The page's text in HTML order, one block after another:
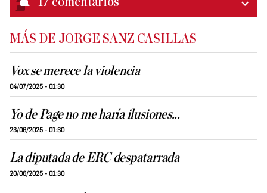
MÁS DE JORGE SANZ CASILLAS
Vox se merece la violencia
04/07/2025 - 01:30
Yo de Page no me haría ilusiones...
23/06/2025 - 01:30
La diputada de ERC despatarrada
20/06/2025 - 01:30